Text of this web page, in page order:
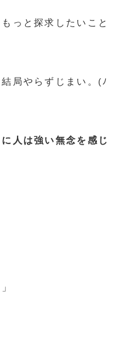
っと探求したいこと
局やらずじまい。 (ﾉ
人は強い無念を感じ